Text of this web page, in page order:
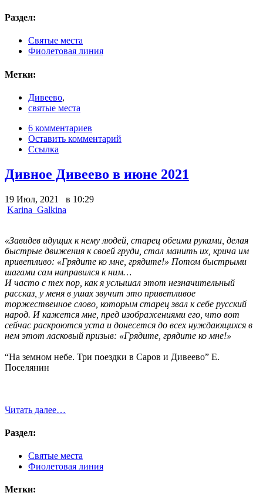
Раздел:
Святые места
Фиолетовая линия
Метки:
Дивеево,
святые места
6 комментариев
Оставить комментарий
Ссылка
Дивное Дивеево в июне 2021
19 Июл, 2021 в 10:29
Karina_Galkina
«Завидев идущих к нему людей, старец обеими руками, делая
быстрые движения к своей груди, стал манить их, крича им
приветливо: «Грядите ко мне, грядите!» Потом быстрыми
шагами сам направился к ним…
И часто с тех пор, как я услышал этот незначительный
рассказ, у меня в ушах звучит это приветливое
торжественное слово, которым старец звал к себе русский
народ. И кажется мне, пред изображениями его, что вот
сейчас раскроются уста и донесется до всех нуждающихся в
нем этот ласковый призыв: «Грядите, грядите ко мне!»
“На земном небе. Три поездки в Саров и Дивеево” Е.
Поселянин
Читать далее…
Раздел:
Святые места
Фиолетовая линия
Метки: